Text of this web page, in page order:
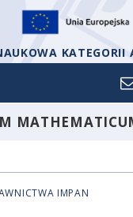
KATEGORII
IMPAN